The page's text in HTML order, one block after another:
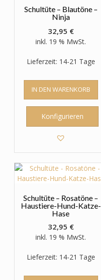
Schultüte – Blautöne –
Ninja
32,95 €
inkl. 19 % MwSt.
Lieferzeit: 14-21 Tage
IN DEN WARENKORB
Konfigurieren
Schultüte – Rosatöne –
Haustiere-Hund-Katze-
Hase
32,95 €
inkl. 19 % MwSt.
Lieferzeit: 14-21 Tage